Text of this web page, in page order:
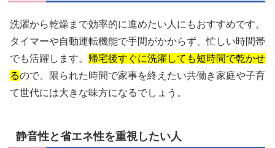
洗濯から乾燥まで効率的に進めたい人にもおすすめです。
タイマーや自動運転機能で手間がかからず、忙しい時間帯
でも活躍します。 帰宅後すぐに洗濯しても短時間で乾かせ
るので、限られた時間で家事を終えたい共働き家庭や子育
て世代には大きな味方になるでしょう。
静音性と省エネ性を重視したい人